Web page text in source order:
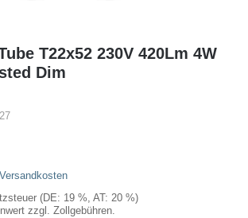
T22x52 230V 420Lm 4W
Dim
Versandkosten
(DE: 19 %, AT: 20 %)
zzgl. Zollgebühren.